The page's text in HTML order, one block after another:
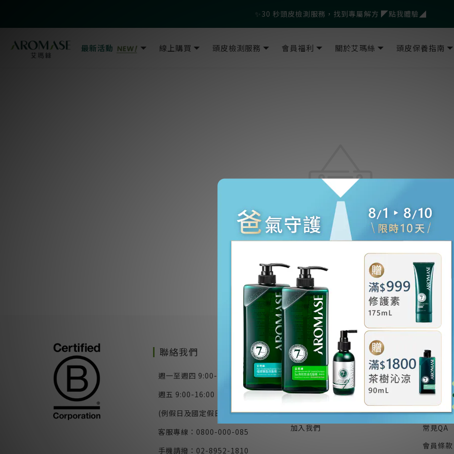
父親節爸氣寵愛👔暖心組合限時優惠◤前往選購❤️◢
✨30 秒頭皮檢測服務，找到專屬解方 ◤點我體驗◢
最新活動 線上購買 頭皮檢測服務 會員福利 關於艾瑪絲 頭皮保養指南
此活動已下架
聯絡我們
週一至週四 9:00-17:00
週五 9:00-16:00
(例假日及國定假日除外)
客服專線：0800-000-085
手機請撥：02-8952-1810
關於我們
實體通路 / 醫院診所
得獎記錄
隱私權政策
加入我們
顧客
退換貨
運送方式
付款方式
常見QA
會員條款